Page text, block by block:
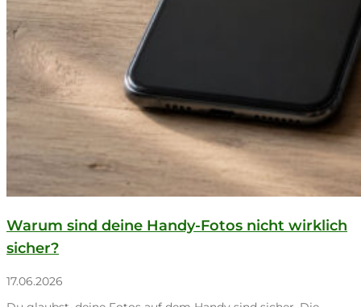
Warum sind deine Handy-Fotos nicht wirklich
sicher?
17.06.2026